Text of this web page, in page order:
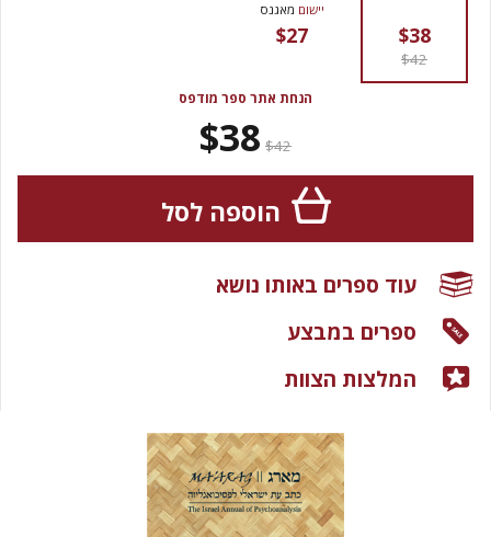
$38
$42
יישום מאגנס
$27
הנחת אתר ספר מודפס
$42
$38
הוספה לסל
עוד ספרים באותו נושא
ספרים במבצע
המלצות הצוות